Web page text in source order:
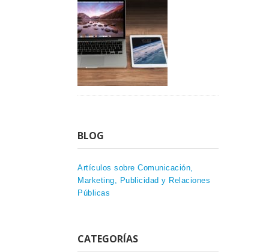
BLOG
Artículos sobre Comunicación,
Marketing, Publicidad y Relaciones
Públicas
CATEGORÍAS